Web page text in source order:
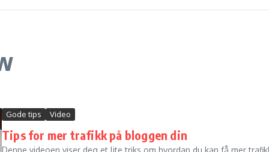
Gode tips Video
Tips for mer trafikk på bloggen din
Denne videoen viser deg et lite triks om hvordan du kan få mer